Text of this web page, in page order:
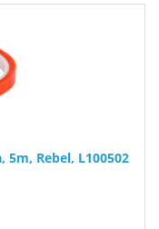
Rebel, L100502